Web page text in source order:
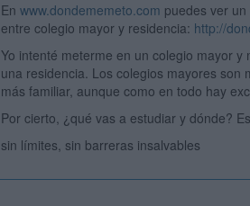
En www.dondememeto.com puedes ver
entre colegio mayor y residencia: http://
Yo intenté meterme en un colegio mayor
una residencia. Los colegios mayores
más familiar, aunque como en todo hay
Por cierto, ¿qué vas a estudiar y dónde?
sin límites, sin barreras insalvables